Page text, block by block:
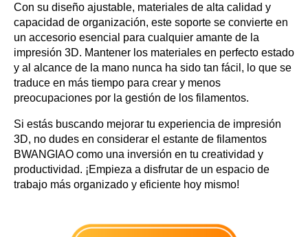
Con su diseño ajustable, materiales de alta calidad y
capacidad de organización, este soporte se convierte en
un accesorio esencial para cualquier amante de la
impresión 3D. Mantener los materiales en perfecto estado
y al alcance de la mano nunca ha sido tan fácil, lo que se
traduce en más tiempo para crear y menos
preocupaciones por la gestión de los filamentos.
Si estás buscando mejorar tu experiencia de impresión
3D, no dudes en considerar el estante de filamentos
BWANGIAO como una inversión en tu creatividad y
productividad. ¡Empieza a disfrutar de un espacio de
trabajo más organizado y eficiente hoy mismo!